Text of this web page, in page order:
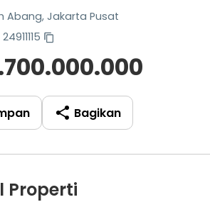
Abang, Jakarta Pusat
Bagikan
Properti